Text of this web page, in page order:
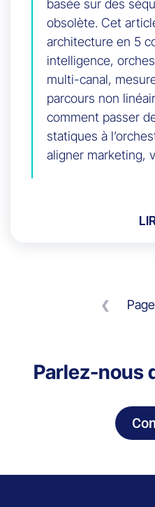
basée sur des
obsolète. Cet
architecture en 5
intelligence,
multi-canal,
parcours non
comment passer
statiques à
aligner marketing,
❮
Parlez-nous